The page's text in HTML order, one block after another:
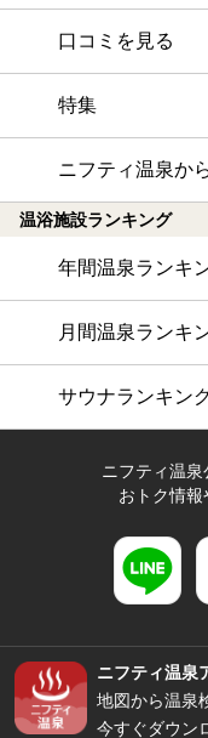
口コミを見る
特集
ニフティ温泉か
温浴施設ランキング
年間温泉ランキ
月間温泉ランキ
サウナランキン
ニフティ温
おトク情報
ニフティ温泉
地図から温泉
今すぐダウン